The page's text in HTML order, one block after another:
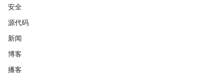
安全
源代码
新闻
博客
播客